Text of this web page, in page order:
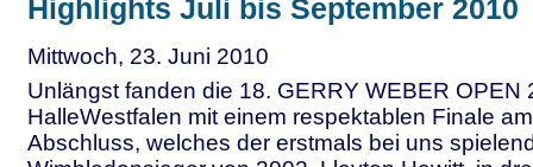
Highlights Juli bis September 2010
Mittwoch, 23. Juni 2010
Unlängst fanden die 18. GERRY WEBER OPEN
HalleWestfalen mit einem respektablen Finale
Abschluss, welches der erstmals bei uns